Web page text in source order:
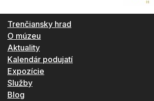
Trenčiansky hrad
O múzeu
Aktuality
Kalendár podujatí
Expozície
Služby
Blog